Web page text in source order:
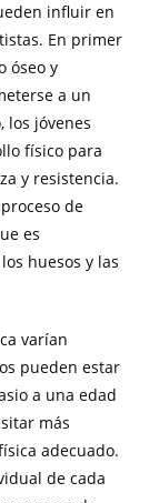
influir en
En primer
óseo y
a un
los jóvenes
físico para
y resistencia.
de
es
huesos y las
varían
pueden estar
a una edad
más
adecuado.
de cada